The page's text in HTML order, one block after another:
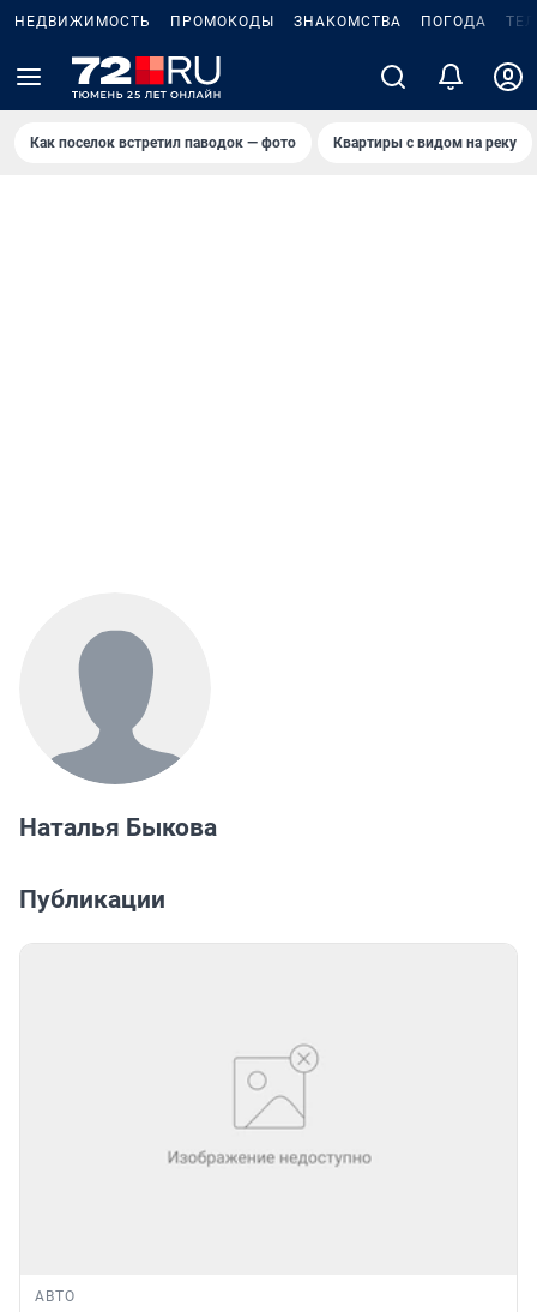
НЕДВИЖИМОСТЬ ПРОМОКОДЫ ЗНАКОМСТВА ПОГОДА
Как поселок встретил паводок — фото Квартиры с видом на реку
Наталья Быкова
Публикации
АВТО